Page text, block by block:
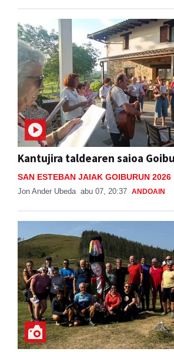
Kantujira taldearen saioa
SAN ESTEBAN JAIAK GOIBURUN 2026
Jon Ander Ubeda abu 07, 20:37 ANDOAIN